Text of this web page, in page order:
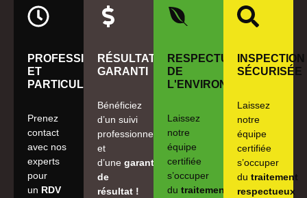
PROFESSIONNELS
ET
PARTICULIERS
Prenez
contact
avec nos
experts
pour
un RDV
RÉSULTAT
GARANTI
Bénéficiez
d’un suivi
professionnel
et
d’une garantie
de
résultat !
RESPECTUEUX
DE
L'ENVIRONNEMENT
Laissez
notre
équipe
certifiée
s’occuper
du traitement
INSPECTION
SÉCURISÉE
Laissez
notre
équipe
certifiée
s’occuper
du traitement
respectueux